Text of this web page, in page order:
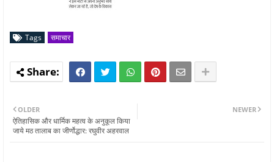
Tags समाचार
NEWER
OLDER
ऐतिहासिक और धार्मिक महत्व के अनुकूल किया
जाये मठ तालाब का जीर्णोद्धार: रघुवीर अहरवाल